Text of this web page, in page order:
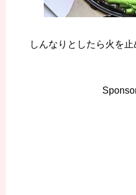
しんなりとしたら火を止